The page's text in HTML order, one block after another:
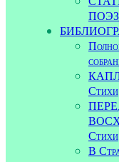
Стихи
Стихи
В